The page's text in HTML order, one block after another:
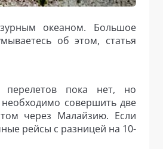
океаном. Большое
об этом, статья
пока нет, но
совершить две
через Малайзию. Если
рейсы с разницей на 10-